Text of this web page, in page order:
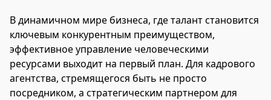
В динамичном мире бизнеса, где талант становится
ключевым конкурентным преимуществом,
эффективное управление человеческими
ресурсами выходит на первый план. Для кадрового
агентства, стремящегося быть не просто
посредником, а стратегическим партнером для